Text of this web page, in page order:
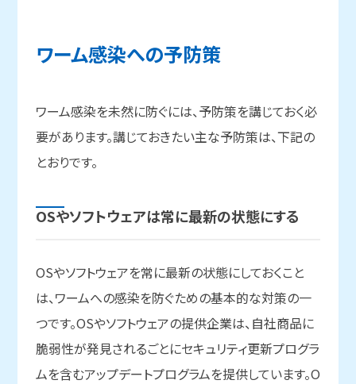
ワーム感染への予防策
ワーム感染を未然に防ぐには、予防策を講じておく必
要があります。講じておきたい主な予防策は、下記の
とおりです。
OSやソフトウェアは常に最新の状態にする
OSやソフトウェアを常に最新の状態にしておくこと
は、ワームへの感染を防ぐための基本的な対策の一
つです。OSやソフトウェアの提供企業は、自社商品に
脆弱性が発見されるごとにセキュリティ更新プログラ
ムを含むアップデートプログラムを提供しています。O